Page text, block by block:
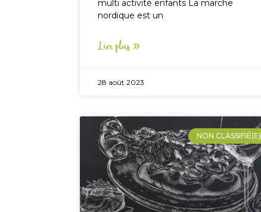
multi activité enfants La marche
nordique est un
Lire plus »
28 août 2023
NON CLASSIFIÉ(E)